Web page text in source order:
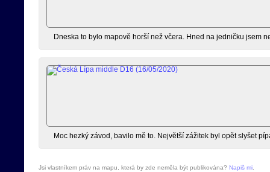
Dneska to bylo mapově horší než včera. Hned na jedničku jsem
Moc hezký závod, bavilo mě to. Největší zážitek byl opět slyšet
Jsi vlastníkem práv na mapu, která by zde neměla být publikována? Napiš mi.